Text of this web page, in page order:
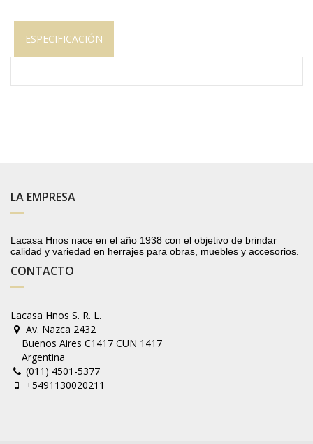
ESPECIFICACIÓN
LA EMPRESA
Lacasa Hnos nace en el año 1938 con el objetivo de brindar
calidad y variedad en herrajes para obras, muebles y accesorios.
CONTACTO
Lacasa Hnos S. R. L.
Av. Nazca 2432
Buenos Aires C1417 CUN 1417
Argentina
(011) 4501-5377
+5491130020211